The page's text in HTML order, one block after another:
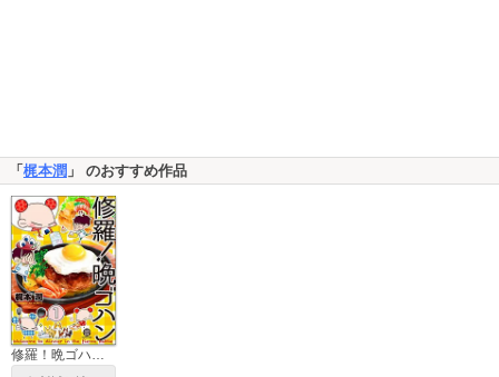
「 梶本潤 」 のおすすめ作品
修羅！晩ゴハン（分冊版）